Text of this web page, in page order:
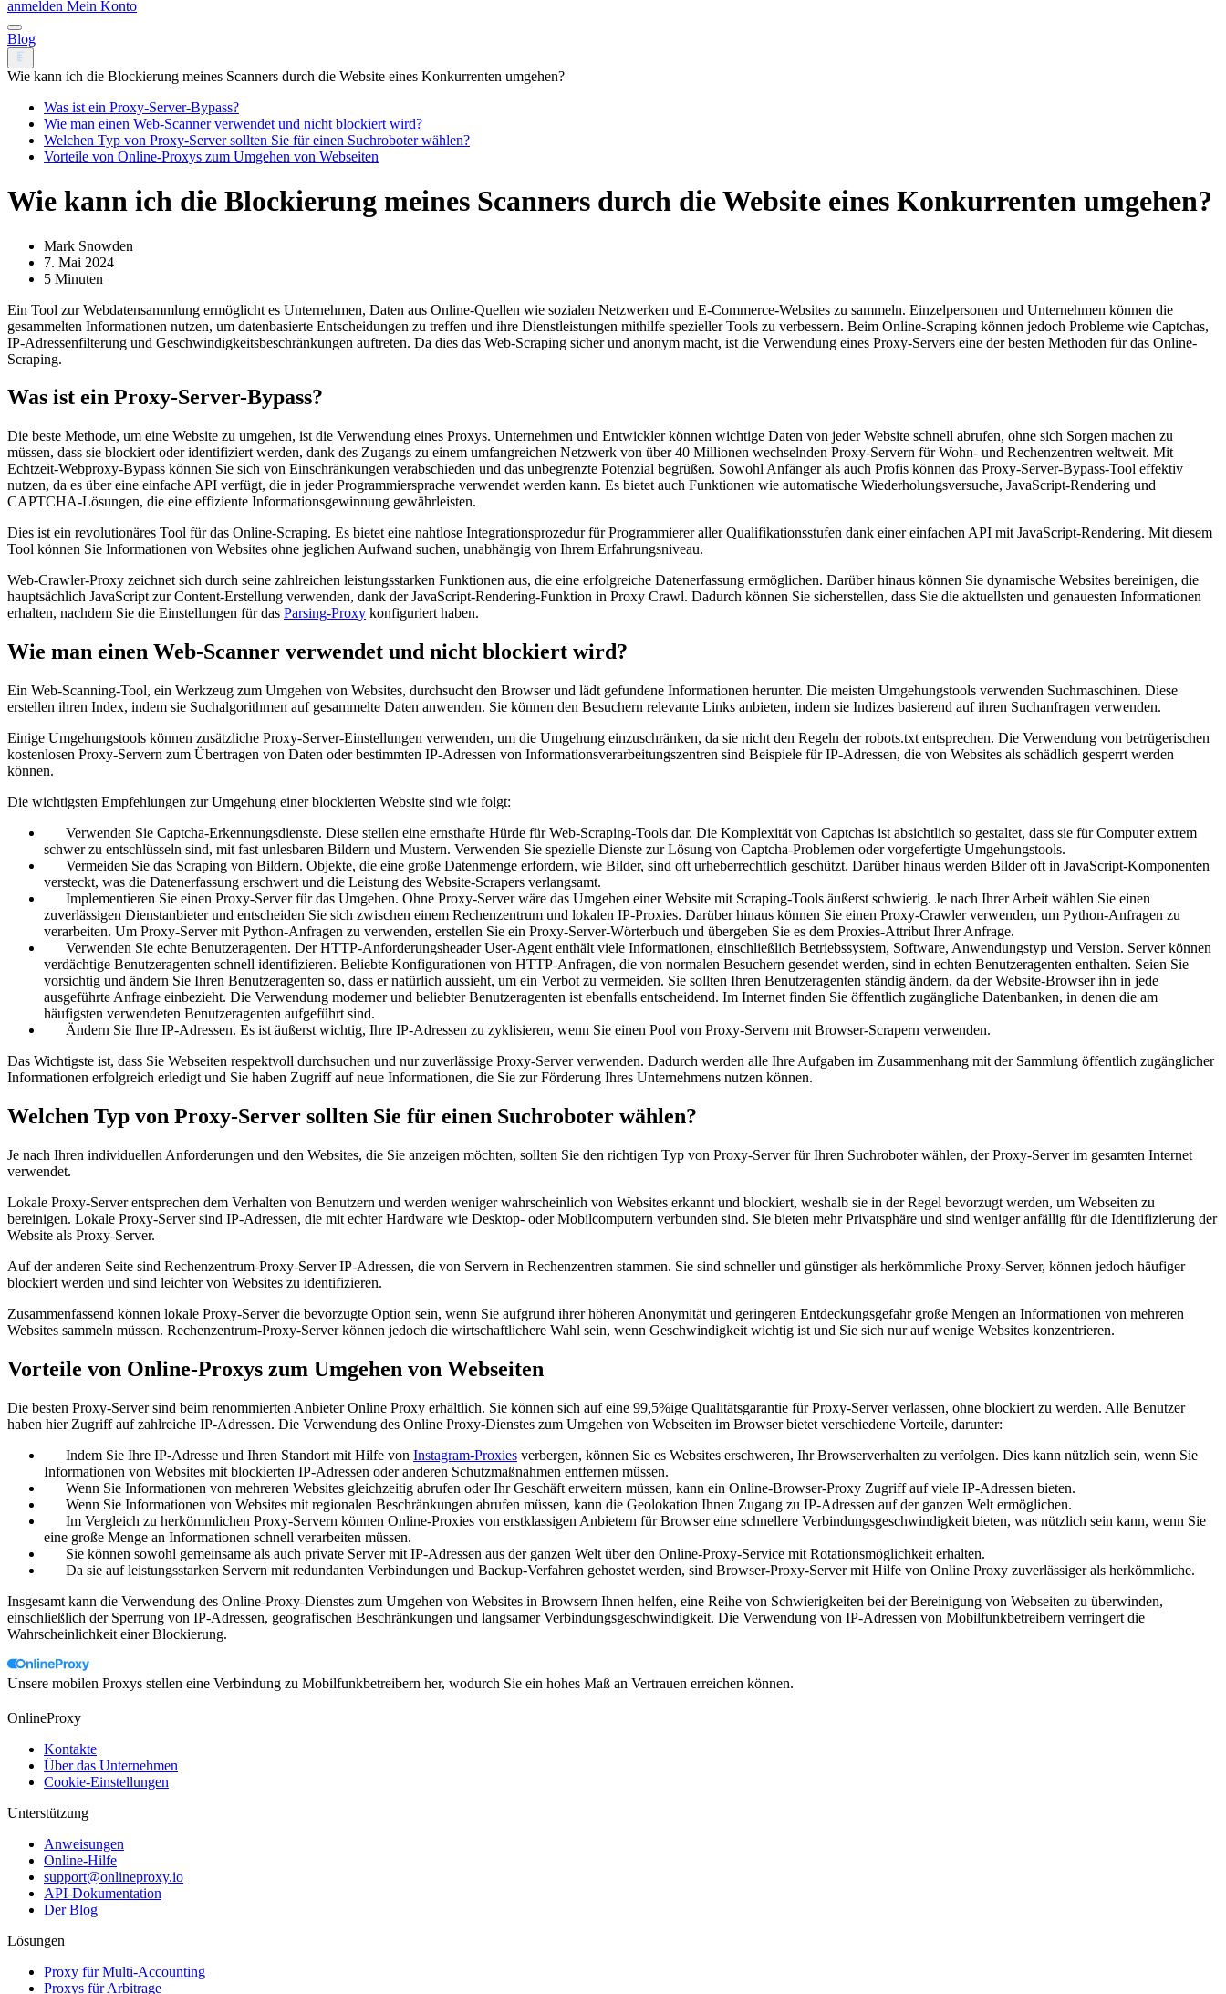
anmelden Mein Konto
Blog
Wie kann ich die Blockierung meines Scanners durch die Website eines Konkurrenten umgehen?
Was ist ein Proxy-Server-Bypass?
Wie man einen Web-Scanner verwendet und nicht blockiert wird?
Welchen Typ von Proxy-Server sollten Sie für einen Suchroboter wählen?
Vorteile von Online-Proxys zum Umgehen von Webseiten
Wie kann ich die Blockierung meines Scanners durch die Website eines Konkurrenten umgehen?
Mark Snowden
7. Mai 2024
5 Minuten
Ein Tool zur Webdatensammlung ermöglicht es Unternehmen, Daten aus Online-Quellen wie sozialen Netzwerken und E-Commerce-Websites zu sammeln. Einzelpersonen und Unternehmen können die
gesammelten Informationen nutzen, um datenbasierte Entscheidungen zu treffen und ihre Dienstleistungen mithilfe spezieller Tools zu verbessern. Beim Online-Scraping können jedoch Probleme wie Captchas,
IP-Adressenfilterung und Geschwindigkeitsbeschränkungen auftreten. Da dies das Web-Scraping sicher und anonym macht, ist die Verwendung eines Proxy-Servers eine der besten Methoden für das Online-
Scraping.
Was ist ein Proxy-Server-Bypass?
Die beste Methode, um eine Website zu umgehen, ist die Verwendung eines Proxys. Unternehmen und Entwickler können wichtige Daten von jeder Website schnell abrufen, ohne sich Sorgen machen zu
müssen, dass sie blockiert oder identifiziert werden, dank des Zugangs zu einem umfangreichen Netzwerk von über 40 Millionen wechselnden Proxy-Servern für Wohn- und Rechenzentren weltweit. Mit
Echtzeit-Webproxy-Bypass können Sie sich von Einschränkungen verabschieden und das unbegrenzte Potenzial begrüßen. Sowohl Anfänger als auch Profis können das Proxy-Server-Bypass-Tool effektiv
nutzen, da es über eine einfache API verfügt, die in jeder Programmiersprache verwendet werden kann. Es bietet auch Funktionen wie automatische Wiederholungsversuche, JavaScript-Rendering und
CAPTCHA-Lösungen, die eine effiziente Informationsgewinnung gewährleisten.
Dies ist ein revolutionäres Tool für das Online-Scraping. Es bietet eine nahtlose Integrationsprozedur für Programmierer aller Qualifikationsstufen dank einer einfachen API mit JavaScript-Rendering. Mit diesem
Tool können Sie Informationen von Websites ohne jeglichen Aufwand suchen, unabhängig von Ihrem Erfahrungsniveau.
Web-Crawler-Proxy zeichnet sich durch seine zahlreichen leistungsstarken Funktionen aus, die eine erfolgreiche Datenerfassung ermöglichen. Darüber hinaus können Sie dynamische Websites bereinigen, die
hauptsächlich JavaScript zur Content-Erstellung verwenden, dank der JavaScript-Rendering-Funktion in Proxy Crawl. Dadurch können Sie sicherstellen, dass Sie die aktuellsten und genauesten Informationen
erhalten, nachdem Sie die Einstellungen für das Parsing-Proxy konfiguriert haben.
Wie man einen Web-Scanner verwendet und nicht blockiert wird?
Ein Web-Scanning-Tool, ein Werkzeug zum Umgehen von Websites, durchsucht den Browser und lädt gefundene Informationen herunter. Die meisten Umgehungstools verwenden Suchmaschinen. Diese
erstellen ihren Index, indem sie Suchalgorithmen auf gesammelte Daten anwenden. Sie können den Besuchern relevante Links anbieten, indem sie Indizes basierend auf ihren Suchanfragen verwenden.
Einige Umgehungstools können zusätzliche Proxy-Server-Einstellungen verwenden, um die Umgehung einzuschränken, da sie nicht den Regeln der robots.txt entsprechen. Die Verwendung von betrügerischen
kostenlosen Proxy-Servern zum Übertragen von Daten oder bestimmten IP-Adressen von Informationsverarbeitungszentren sind Beispiele für IP-Adressen, die von Websites als schädlich gesperrt werden
können.
Die wichtigsten Empfehlungen zur Umgehung einer blockierten Website sind wie folgt:
Verwenden Sie Captcha-Erkennungsdienste. Diese stellen eine ernsthafte Hürde für Web-Scraping-Tools dar. Die Komplexität von Captchas ist absichtlich so gestaltet, dass sie für Computer extrem
schwer zu entschlüsseln sind, mit fast unlesbaren Bildern und Mustern. Verwenden Sie spezielle Dienste zur Lösung von Captcha-Problemen oder vorgefertigte Umgehungstools.
Vermeiden Sie das Scraping von Bildern. Objekte, die eine große Datenmenge erfordern, wie Bilder, sind oft urheberrechtlich geschützt. Darüber hinaus werden Bilder oft in JavaScript-Komponenten
versteckt, was die Datenerfassung erschwert und die Leistung des Website-Scrapers verlangsamt.
Implementieren Sie einen Proxy-Server für das Umgehen. Ohne Proxy-Server wäre das Umgehen einer Website mit Scraping-Tools äußerst schwierig. Je nach Ihrer Arbeit wählen Sie einen
zuverlässigen Dienstanbieter und entscheiden Sie sich zwischen einem Rechenzentrum und lokalen IP-Proxies. Darüber hinaus können Sie einen Proxy-Crawler verwenden, um Python-Anfragen zu
verarbeiten. Um Proxy-Server mit Python-Anfragen zu verwenden, erstellen Sie ein Proxy-Server-Wörterbuch und übergeben Sie es dem Proxies-Attribut Ihrer Anfrage.
Verwenden Sie echte Benutzeragenten. Der HTTP-Anforderungsheader User-Agent enthält viele Informationen, einschließlich Betriebssystem, Software, Anwendungstyp und Version. Server können
verdächtige Benutzeragenten schnell identifizieren. Beliebte Konfigurationen von HTTP-Anfragen, die von normalen Besuchern gesendet werden, sind in echten Benutzeragenten enthalten. Seien Sie
vorsichtig und ändern Sie Ihren Benutzeragenten so, dass er natürlich aussieht, um ein Verbot zu vermeiden. Sie sollten Ihren Benutzeragenten ständig ändern, da der Website-Browser ihn in jede
ausgeführte Anfrage einbezieht. Die Verwendung moderner und beliebter Benutzeragenten ist ebenfalls entscheidend. Im Internet finden Sie öffentlich zugängliche Datenbanken, in denen die am
häufigsten verwendeten Benutzeragenten aufgeführt sind.
Ändern Sie Ihre IP-Adressen. Es ist äußerst wichtig, Ihre IP-Adressen zu zyklisieren, wenn Sie einen Pool von Proxy-Servern mit Browser-Scrapern verwenden.
Das Wichtigste ist, dass Sie Webseiten respektvoll durchsuchen und nur zuverlässige Proxy-Server verwenden. Dadurch werden alle Ihre Aufgaben im Zusammenhang mit der Sammlung öffentlich zugänglicher
Informationen erfolgreich erledigt und Sie haben Zugriff auf neue Informationen, die Sie zur Förderung Ihres Unternehmens nutzen können.
Welchen Typ von Proxy-Server sollten Sie für einen Suchroboter wählen?
Je nach Ihren individuellen Anforderungen und den Websites, die Sie anzeigen möchten, sollten Sie den richtigen Typ von Proxy-Server für Ihren Suchroboter wählen, der Proxy-Server im gesamten Internet
verwendet.
Lokale Proxy-Server entsprechen dem Verhalten von Benutzern und werden weniger wahrscheinlich von Websites erkannt und blockiert, weshalb sie in der Regel bevorzugt werden, um Webseiten zu
bereinigen. Lokale Proxy-Server sind IP-Adressen, die mit echter Hardware wie Desktop- oder Mobilcomputern verbunden sind. Sie bieten mehr Privatsphäre und sind weniger anfällig für die Identifizierung der
Website als Proxy-Server.
Auf der anderen Seite sind Rechenzentrum-Proxy-Server IP-Adressen, die von Servern in Rechenzentren stammen. Sie sind schneller und günstiger als herkömmliche Proxy-Server, können jedoch häufiger
blockiert werden und sind leichter von Websites zu identifizieren.
Zusammenfassend können lokale Proxy-Server die bevorzugte Option sein, wenn Sie aufgrund ihrer höheren Anonymität und geringeren Entdeckungsgefahr große Mengen an Informationen von mehreren
Websites sammeln müssen. Rechenzentrum-Proxy-Server können jedoch die wirtschaftlichere Wahl sein, wenn Geschwindigkeit wichtig ist und Sie sich nur auf wenige Websites konzentrieren.
Vorteile von Online-Proxys zum Umgehen von Webseiten
Die besten Proxy-Server sind beim renommierten Anbieter Online Proxy erhältlich. Sie können sich auf eine 99,5%ige Qualitätsgarantie für Proxy-Server verlassen, ohne blockiert zu werden. Alle Benutzer
haben hier Zugriff auf zahlreiche IP-Adressen. Die Verwendung des Online Proxy-Dienstes zum Umgehen von Webseiten im Browser bietet verschiedene Vorteile, darunter:
Indem Sie Ihre IP-Adresse und Ihren Standort mit Hilfe von Instagram-Proxies verbergen, können Sie es Websites erschweren, Ihr Browserverhalten zu verfolgen. Dies kann nützlich sein, wenn Sie
Informationen von Websites mit blockierten IP-Adressen oder anderen Schutzmaßnahmen entfernen müssen.
Wenn Sie Informationen von mehreren Websites gleichzeitig abrufen oder Ihr Geschäft erweitern müssen, kann ein Online-Browser-Proxy Zugriff auf viele IP-Adressen bieten.
Wenn Sie Informationen von Websites mit regionalen Beschränkungen abrufen müssen, kann die Geolokation Ihnen Zugang zu IP-Adressen auf der ganzen Welt ermöglichen.
Im Vergleich zu herkömmlichen Proxy-Servern können Online-Proxies von erstklassigen Anbietern für Browser eine schnellere Verbindungsgeschwindigkeit bieten, was nützlich sein kann, wenn Sie
eine große Menge an Informationen schnell verarbeiten müssen.
Sie können sowohl gemeinsame als auch private Server mit IP-Adressen aus der ganzen Welt über den Online-Proxy-Service mit Rotationsmöglichkeit erhalten.
Da sie auf leistungsstarken Servern mit redundanten Verbindungen und Backup-Verfahren gehostet werden, sind Browser-Proxy-Server mit Hilfe von Online Proxy zuverlässiger als herkömmliche.
Insgesamt kann die Verwendung des Online-Proxy-Dienstes zum Umgehen von Websites in Browsern Ihnen helfen, eine Reihe von Schwierigkeiten bei der Bereinigung von Webseiten zu überwinden,
einschließlich der Sperrung von IP-Adressen, geografischen Beschränkungen und langsamer Verbindungsgeschwindigkeit. Die Verwendung von IP-Adressen von Mobilfunkbetreibern verringert die
Wahrscheinlichkeit einer Blockierung.
Unsere mobilen Proxys stellen eine Verbindung zu Mobilfunkbetreibern her, wodurch Sie ein hohes Maß an Vertrauen erreichen können.
OnlineProxy
Kontakte
Über das Unternehmen
Cookie-Einstellungen
Unterstützung
Anweisungen
Online-Hilfe
support@onlineproxy.io
API-Dokumentation
Der Blog
Lösungen
Proxy für Multi-Accounting
Proxys für Arbitrage